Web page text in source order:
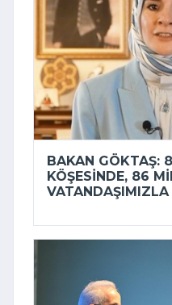
BAKAN GÖKTAŞ:
KÖŞESINDE, 86
VATANDAŞIMIZLA